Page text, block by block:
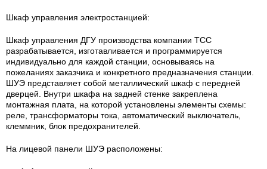
Шкаф управления электростанцией:
Шкаф управления ДГУ производства компании ТСС
разрабатывается, изготавливается и программируется
индивидуально для каждой станции, основываясь на
пожеланиях заказчика и конкретного предназначения станции.
ШУЭ представляет собой металлический шкаф с передней
дверцей. Внутри шкафа на задней стенке закреплена
монтажная плата, на которой установлены элементы схемы:
реле, трансформаторы тока, автоматический выключатель,
клеммник, блок предохранителей.
На лицевой панели ШУЭ расположены: